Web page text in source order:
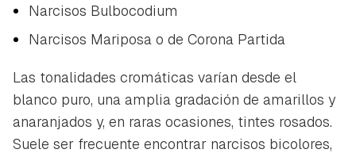
Narcisos Bulbocodium
Narcisos Mariposa o de Corona Partida
Las tonalidades cromáticas varían desde el
blanco puro, una amplia gradación de amarillos y
anaranjados y, en raras ocasiones, tintes rosados.
Suele ser frecuente encontrar narcisos bicolores,